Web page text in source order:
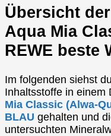
Übersicht
Aqua Mia
REWE beste
Im folgenden siehst
Inhaltsstoffe in einem
Mia Classic (Alwa-
BLAU gehalten und
untersuchten